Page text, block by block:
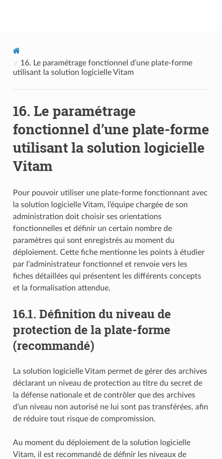
16. Le paramétrage fonctionnel d’une plate-forme
utilisant la solution logicielle Vitam
16. Le paramétrage
fonctionnel d’une plate-forme
utilisant la solution logicielle
Vitam
Pour pouvoir utiliser une plate-forme fonctionnant avec
la solution logicielle Vitam, l’équipe chargée de son
administration doit choisir ses orientations
fonctionnelles et définir un certain nombre de
paramètres qui sont enregistrés au moment du
déploiement. Cette fiche mentionne les points à étudier
par l’administrateur fonctionnel et renvoie vers les
fiches détaillées qui présentent les différents concepts
et la formalisation attendue.
16.1. Définition du niveau de
protection de la plate-forme
(recommandé)
La solution logicielle Vitam permet de gérer des archives
déclarant un niveau de protection au titre du secret de
la défense nationale et de contrôler que des archives
d’un niveau non autorisé ne lui sont pas transférées, afin
de réduire tout risque de compromission.
Au moment du déploiement de la solution logicielle
Vitam, il est recommandé de définir les niveaux de